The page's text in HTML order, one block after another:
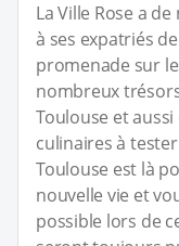
La Ville Rose a
à ses expatriés
promenade sur
nombreux
Toulouse et
culinaires à
Toulouse est là
nouvelle vie et
possible lors de